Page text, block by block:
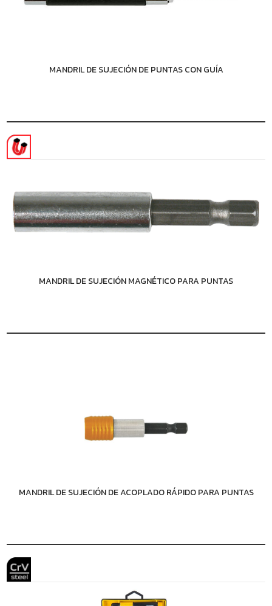
MANDRIL DE SUJECIÓN DE PUNTAS CON GUÍA
MANDRIL DE SUJECIÓN MAGNÉTICO PARA PUNTAS
MANDRIL DE SUJECIÓN DE ACOPLADO RÁPIDO PARA PUNTAS